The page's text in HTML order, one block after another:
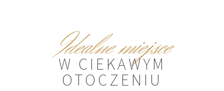
Idealne miejsce
W CIEKAWYM
OTOCZENIU